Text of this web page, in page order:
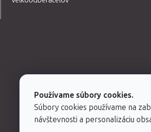
Používame súbory cookies.
Súbory cookies používame na
návštevnosti a personalizáciu